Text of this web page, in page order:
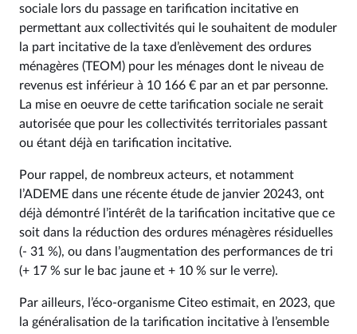
sociale lors du passage en tarification incitative en
permettant aux collectivités qui le souhaitent de moduler
la part incitative de la taxe d’enlèvement des ordures
ménagères (TEOM) pour les ménages dont le niveau de
revenus est inférieur à 10 166 € par an et par personne.
La mise en oeuvre de cette tarification sociale ne serait
autorisée que pour les collectivités territoriales passant
ou étant déjà en tarification incitative.
Pour rappel, de nombreux acteurs, et notamment
l’ADEME dans une récente étude de janvier 20243, ont
déjà démontré l’intérêt de la tarification incitative que ce
soit dans la réduction des ordures ménagères résiduelles
(- 31 %), ou dans l’augmentation des performances de tri
(+ 17 % sur le bac jaune et + 10 % sur le verre).
Par ailleurs, l’éco-organisme Citeo estimait, en 2023, que
la généralisation de la tarification incitative à l’ensemble